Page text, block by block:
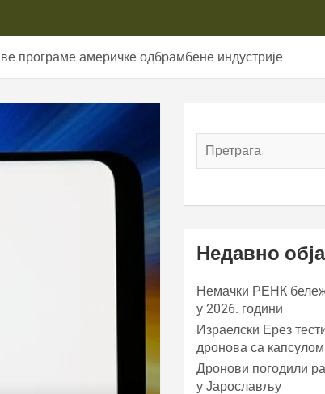
програме америчке одбрамбене индустрије
Недавно
Немачки РЕНК
у 2026. години
Израелски Ерез
дронова са
Дронови погодили
у Јарослављу